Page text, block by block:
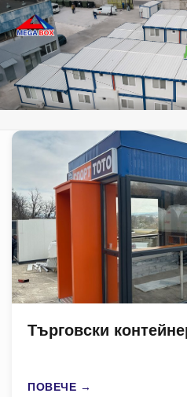
Търговски
ПОВЕЧЕ →